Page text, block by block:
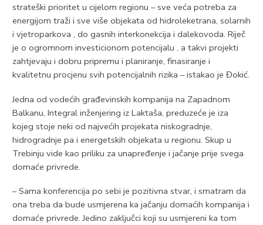
strateški prioritet u cijelom regionu – sve veća potreba za
energijom traži i sve više objekata od hidroleketrana, solarnih
i vjetroparkova , do gasnih interkonekcija i dalekovoda. Riječ
je o ogromnom investicionom potencijalu , a takvi projekti
zahtjevaju i dobru pripremu i planiranje, finasiranje i
kvalitetnu procjenu svih potencijalnih rizika – istakao je Đokić.
Јedna od vodećih građevinskih kompanija na Zapadnom
Balkanu, Integral inženjering iz Laktaša, preduzeće je iza
kojeg stoje neki od najvećih projekata niskogradnje,
hidrogradnje pa i energetskih objekata u regionu. Skup u
Trebinju vide kao priliku za unapređenje i jačanje prije svega
domaće privrede.
– Sama konferencija po sebi je pozitivna stvar, i smatram da
ona treba da bude usmjerena ka jačanju domaćih kompanija i
domaće privrede. Јedino zaključci koji su usmjereni ka tom